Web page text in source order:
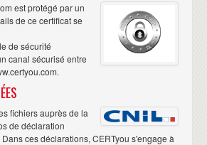
est protégé par un
de ce certificat se
de sécurité
canal sécurisé entre
fichiers auprès de la
de déclaration
Dans ces déclarations, CERTyou s'engage à